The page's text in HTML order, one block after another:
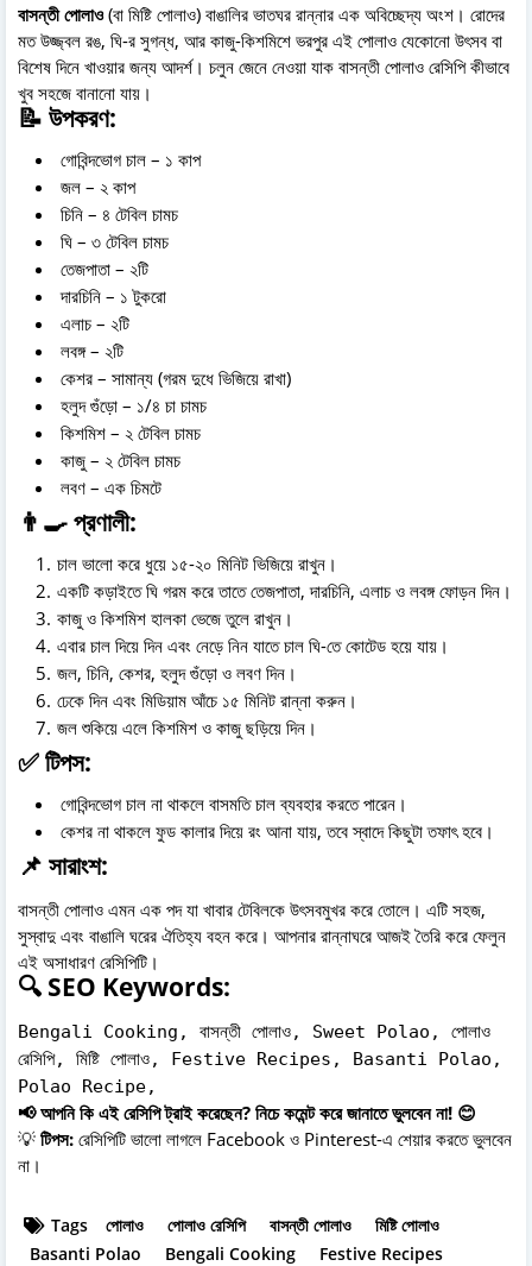
বাসন্তী পোলাও(বা মিষ্টি পোলাও) বাঙালির ভাতঘর রান্নার এক অবিচ্ছেদ্য অংশ। রোদের
মত উজ্জ্বল রঙ, ঘি-র সুগন্ধ, আর কাজু-কিশমিশে ভরপুর এই পোলাও যেকোনো উৎসব বা
বিশেষ দিনে খাওয়ার জন্য আদর্শ। চলুন জেনে নেওয়া যাক বাসন্তী পোলাও রেসিপি কীভাবে
খুব সহজে বানানো যায়।
📝 উপকরণ:
গোবিন্দভোগ চাল – ১ কাপ
জল – ২ কাপ
চিনি – ৪ টেবিল চামচ
ঘি – ৩ টেবিল চামচ
তেজপাতা – ২টি
দারচিনি – ১ টুকরো
এলাচ – ২টি
লবঙ্গ – ২টি
কেশর – সামান্য (গরম দুধে ভিজিয়ে রাখা)
হলুদ গুঁড়ো – ১/৪ চা চামচ
কিশমিশ – ২ টেবিল চামচ
কাজু – ২ টেবিল চামচ
লবণ – এক চিমটে
👨‍🍳 প্রণালী:
চাল ভালো করে ধুয়ে ১৫-২০ মিনিট ভিজিয়ে রাখুন।
একটি কড়াইতে ঘি গরম করে তাতে তেজপাতা, দারচিনি, এলাচ ও লবঙ্গ ফোড়ন দিন।
কাজু ও কিশমিশ হালকা ভেজে তুলে রাখুন।
এবার চাল দিয়ে দিন এবং নেড়ে নিন যাতে চাল ঘি-তে কোটেড হয়ে যায়।
জল, চিনি, কেশর, হলুদ গুঁড়ো ও লবণ দিন।
ঢেকে দিন এবং মিডিয়াম আঁচে ১৫ মিনিট রান্না করুন।
জল শুকিয়ে এলে কিশমিশ ও কাজু ছড়িয়ে দিন।
✅ টিপস:
গোবিন্দভোগ চাল না থাকলে বাসমতি চাল ব্যবহার করতে পারেন।
কেশর না থাকলে ফুড কালার দিয়ে রং আনা যায়, তবে স্বাদে কিছুটা তফাৎ হবে।
📌 সারাংশ:
বাসন্তী পোলাও এমন এক পদ যা খাবার টেবিলকে উৎসবমুখর করে তোলে। এটি সহজ,
সুস্বাদু এবং বাঙালি ঘরের ঐতিহ্য বহন করে। আপনার রান্নাঘরে আজই তৈরি করে ফেলুন
এই অসাধারণ রেসিপিটি।
🔍 SEO Keywords:
Bengali Cooking, বাসন্তী পোলাও, Sweet Polao, পোলাও
রেসিপি, মিষ্টি পোলাও, Festive Recipes, Basanti Polao,
Polao Recipe,
📢 আপনি কি এই রেসিপি ট্রাই করেছেন? নিচে কমেন্ট করে জানাতে ভুলবেন না! 😊
💡 টিপস: রেসিপিটি ভালো লাগলে Facebook ও Pinterest-এ শেয়ার করতে ভুলবেন
না।
Tags পোলাও পোলাও রেসিপি বাসন্তী পোলাও
মিষ্টি পোলাও
Basanti Polao
Bengali Cooking
Festive Recipes